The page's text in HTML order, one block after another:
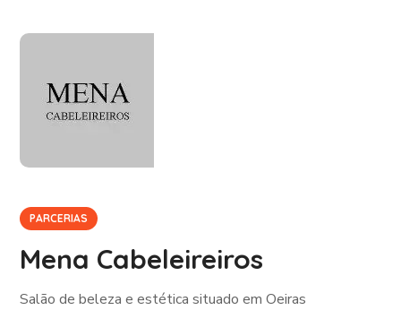
PARCERIAS
Mena Cabeleireiros
Salão de beleza e estética situado em Oeiras